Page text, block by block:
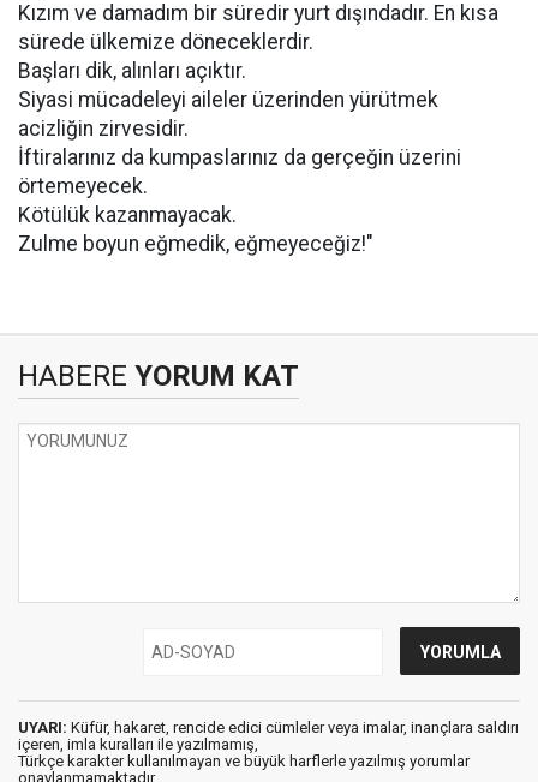
Kızım ve damadım bir süredir yurt dışındadır. En kısa
sürede ülkemize döneceklerdir.
Başları dik, alınları açıktır.
Siyasi mücadeleyi aileler üzerinden yürütmek
acizliğin zirvesidir.
İftiralarınız da kumpaslarınız da gerçeğin üzerini
örtemeyecek.
Kötülük kazanmayacak.
Zulme boyun eğmedik, eğmeyeceğiz!"
HABERE YORUM KAT
UYARI: Küfür, hakaret, rencide edici cümleler veya imalar, inançlara saldırı
içeren, imla kuralları ile yazılmamış,
Türkçe karakter kullanılmayan ve büyük harflerle yazılmış yorumlar
onaylanmamaktadır.